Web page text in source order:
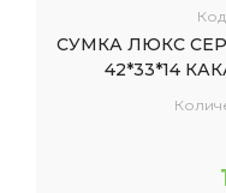
СУМКА ЛЮКС
42*33*14